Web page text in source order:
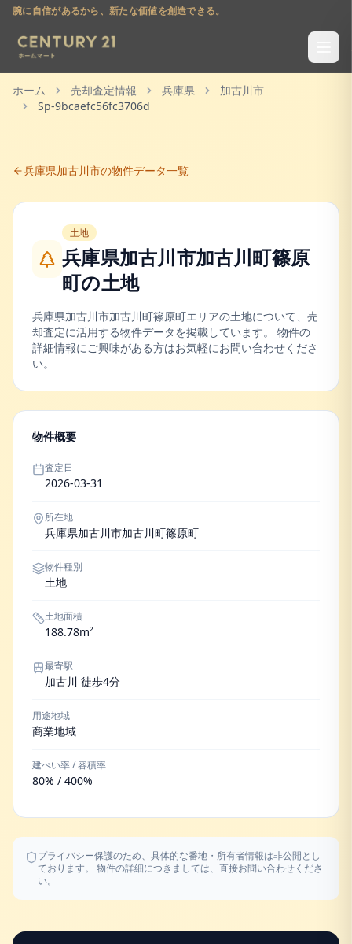
腕に自信があるから、新たな価値を創造できる。
ホーム 売却査定情報 兵庫県
加古川市
Sp-9bcaefc56fc3706d
兵庫県加古川市の物件データ一覧
土地
兵庫県加古川市加古川町篠原
町の土地
兵庫県加古川市加古川町篠原町エリアの土地について、売
却査定に活用する物件データを掲載しています。 物件の
詳細情報にご興味がある方はお気軽にお問い合わせくださ
い。
物件概要
査定日
2026-03-31
所在地
兵庫県加古川市加古川町篠原町
物件種別
土地
土地面積
188.78m²
最寄駅
加古川 徒歩4分
用途地域
商業地域
建ぺい率 / 容積率
80% / 400%
プライバシー保護のため、具体的な番地・所有者情報は非公開とし
ております。 物件の詳細につきましては、直接お問い合わせくださ
い。